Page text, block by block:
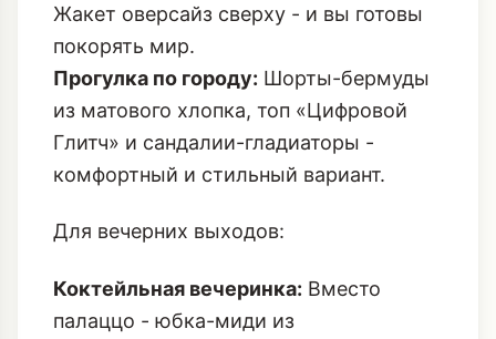
Жакет оверсайз сверху - и вы готовы
покорять мир.
Прогулка по городу: Шорты-бермуды
из матового хлопка, топ «Цифровой
Глитч» и сандалии-гладиаторы -
комфортный и стильный вариант.
Для вечерних выходов:
Коктейльная вечеринка: Вместо
палаццо - юбка-миди из